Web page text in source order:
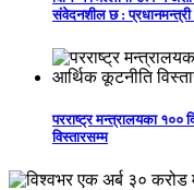
संवेदनशील छ : प्रधानमन्त्री
परराष्ट्र मन्त्रालयका १००
विस्तारसम्म